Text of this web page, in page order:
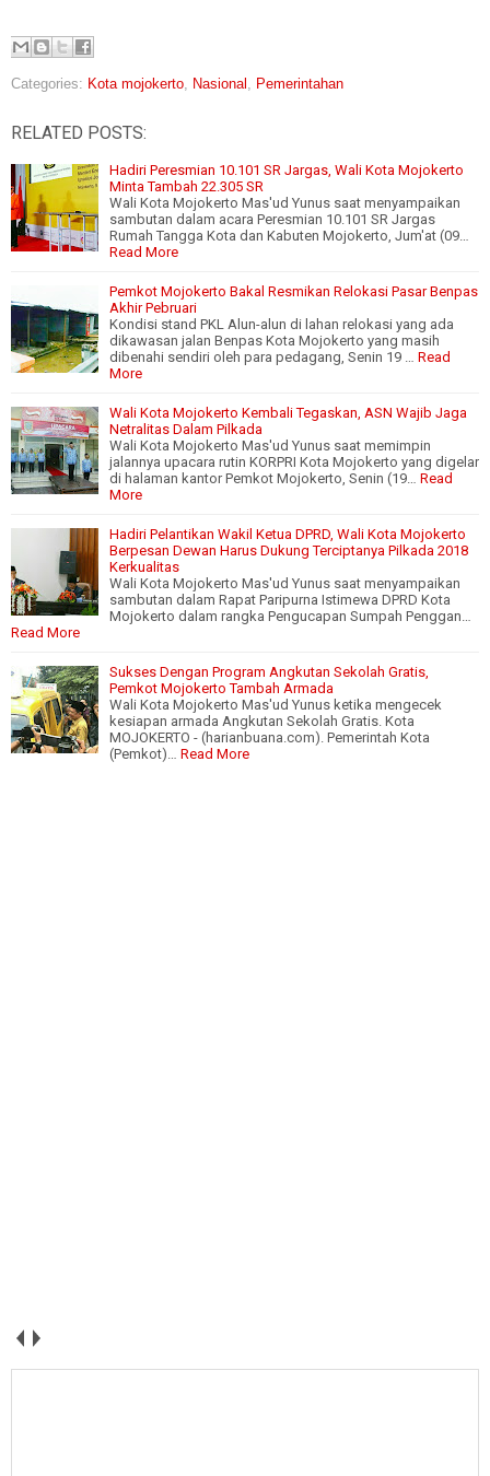
Categories: Kota mojokerto Nasional Pemerintahan
RELATED POSTS:
Hadiri Peresmian 10.101 SR Jargas, Wali Kota Mojokerto
Minta Tambah 22.305 SR
Wali Kota Mojokerto Mas'ud Yunus saat menyampaikan
sambutan dalam acara Peresmian 10.101 SR Jargas
Rumah Tangga Kota dan Kabuten Mojokerto, Jum'at (09…
Read More
Pemkot Mojokerto Bakal Resmikan Relokasi Pasar Benpas
Akhir Pebruari
Kondisi stand PKL Alun-alun di lahan relokasi yang ada
dikawasan jalan Benpas Kota Mojokerto yang masih
dibenahi sendiri oleh para pedagang, Senin 19 …
Read
More
Wali Kota Mojokerto Kembali Tegaskan, ASN Wajib Jaga
Netralitas Dalam Pilkada
Wali Kota Mojokerto Mas'ud Yunus saat memimpin
jalannya upacara rutin KORPRI Kota Mojokerto yang digelar
di halaman kantor Pemkot Mojokerto, Senin (19…
Read
More
Hadiri Pelantikan Wakil Ketua DPRD, Wali Kota Mojokerto
Berpesan Dewan Harus Dukung Terciptanya Pilkada 2018
Kerkualitas
Wali Kota Mojokerto Mas'ud Yunus saat menyampaikan
sambutan dalam Rapat Paripurna Istimewa DPRD Kota
Mojokerto dalam rangka Pengucapan Sumpah Penggan…
Read More
Sukses Dengan Program Angkutan Sekolah Gratis,
Pemkot Mojokerto Tambah Armada
Wali Kota Mojokerto Mas'ud Yunus ketika mengecek
kesiapan armada Angkutan Sekolah Gratis. Kota
MOJOKERTO - (harianbuana.com). Pemerintah Kota
(Pemkot)…
Read More